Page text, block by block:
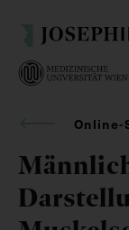
Online-